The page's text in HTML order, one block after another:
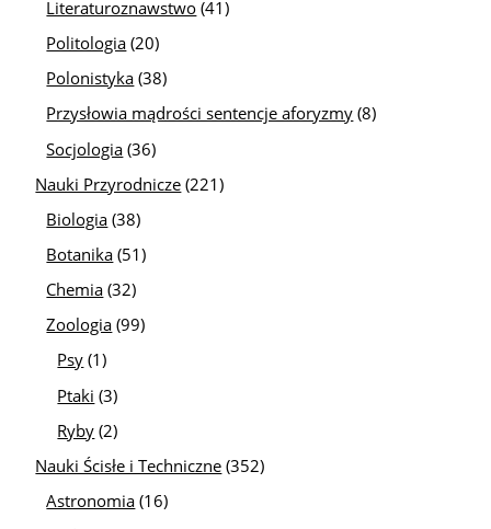
Literaturoznawstwo (41)
Politologia (20)
Polonistyka (38)
Przysłowia mądrości sentencje aforyzmy (8)
Socjologia (36)
Nauki Przyrodnicze (221)
Biologia (38)
Botanika (51)
Chemia (32)
Zoologia (99)
Psy (1)
Ptaki (3)
Ryby (2)
Nauki Ścisłe i Techniczne (352)
Astronomia (16)